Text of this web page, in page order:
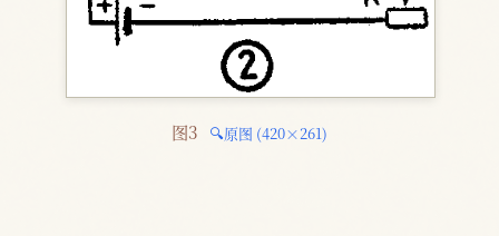
图3 🔍原图 (420×261)